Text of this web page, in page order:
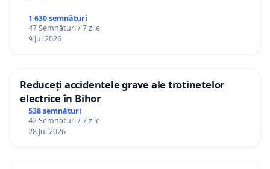
1 630 semnături
47 Semnături / 7 zile
9 Jul 2026
Reduceți accidentele grave ale trotinetelor
electrice în Bihor
538 semnături
42 Semnături / 7 zile
28 Jul 2026